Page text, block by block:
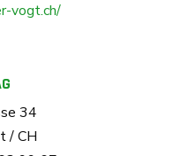
vogt.ch/
34
/ CH